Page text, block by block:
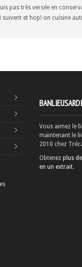
pas très versée en
et hop! on cuisine
Vous aimez le
maintenant le
2010 chez
Obtenez plus
en un extrait.